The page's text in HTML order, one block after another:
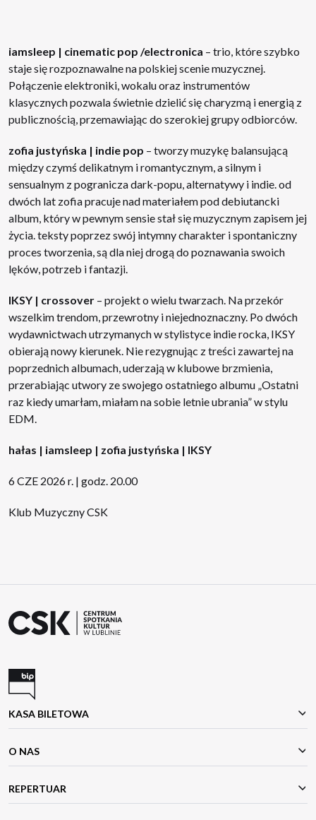
iamsleep | cinematic pop /electronica – trio, które szybko
staje się rozpoznawalne na polskiej scenie muzycznej.
Połączenie elektroniki, wokalu oraz instrumentów
klasycznych pozwala świetnie dzielić się charyzmą i energią z
publicznością, przemawiając do szerokiej grupy odbiorców.
zofia justyńska | indie pop – tworzy muzykę balansującą
między czymś delikatnym i romantycznym, a silnym i
sensualnym z pogranicza dark-popu, alternatywy i indie. od
dwóch lat zofia pracuje nad materiałem pod debiutancki
album, który w pewnym sensie stał się muzycznym zapisem jej
życia. teksty poprzez swój intymny charakter i spontaniczny
proces tworzenia, są dla niej drogą do poznawania swoich
lęków, potrzeb i fantazji.
IKSY | crossover – projekt o wielu twarzach. Na przekór
wszelkim trendom, przewrotny i niejednoznaczny. Po dwóch
wydawnictwach utrzymanych w stylistyce indie rocka, IKSY
obierają nowy kierunek. Nie rezygnując z treści zawartej na
poprzednich albumach, uderzają w klubowe brzmienia,
przerabiając utwory ze swojego ostatniego albumu „Ostatni
raz kiedy umarłam, miałam na sobie letnie ubrania” w stylu
EDM.
hałas | iamsleep | zofia justyńska | IKSY
6 CZE 2026 r. | godz. 20.00
Klub Muzyczny CSK
KASA BILETOWA
O NAS
REPERTUAR